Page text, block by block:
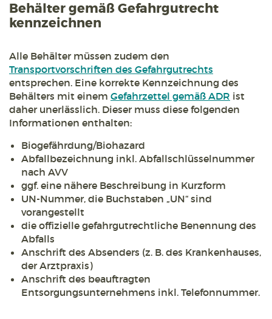
Behälter gemäß Gefahrgutrecht
kennzeichnen
Alle Behälter müssen zudem den
Transportvorschriften des Gefahrgutrechts
entsprechen. Eine korrekte Kennzeichnung des
Behälters mit einem Gefahrzettel gemäß ADR ist
daher unerlässlich. Dieser muss diese folgenden
Informationen enthalten:
Biogefährdung/Biohazard
Abfallbezeichnung inkl. Abfallschlüsselnummer
nach AVV
ggf. eine nähere Beschreibung in Kurzform
UN-Nummer, die Buchstaben „UN“ sind
vorangestellt
die offizielle gefahrgutrechtliche Benennung des
Abfalls
Anschrift des Absenders (z. B. des Krankenhauses,
der Arztpraxis)
Anschrift des beauftragten
Entsorgungsunternehmens inkl. Telefonnummer.